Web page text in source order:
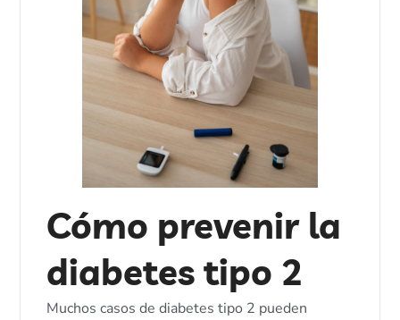
Cómo prevenir la
diabetes tipo 2
Muchos casos de diabetes tipo 2 pueden